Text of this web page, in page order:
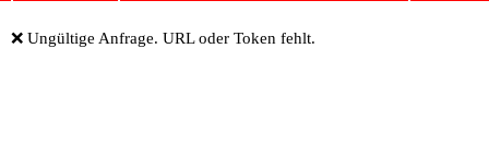
❌ Ungültige Anfrage. URL oder Token fehlt.